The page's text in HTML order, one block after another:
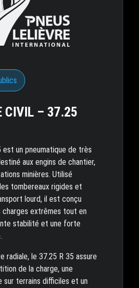
CIVIL – 37.25
est un pneumatique de très
aux engins de chantier,
minières. Utilisé
tombereaux rigides et
lourd, il est conçu
extrêmes tout en
stabilité et une forte
radiale, le 37.25 R 35 assure
de la charge, une
sur terrains difficiles et un